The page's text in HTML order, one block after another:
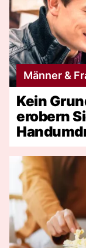
Männer &
Kein
erobern